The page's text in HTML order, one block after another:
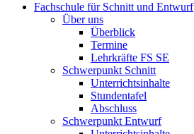
Fachschule für Schnitt und Entwurf
Über uns
Überblick
Termine
Lehrkräfte FS SE
Schwerpunkt Schnitt
Unterrichtsinhalte
Stundentafel
Abschluss
Schwerpunkt Entwurf